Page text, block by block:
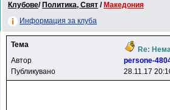
Клубове/ Политика, Свят / Македония
Информация за клуба
Тема
Re:
Автор
persone-
Публикувано
28.11.17